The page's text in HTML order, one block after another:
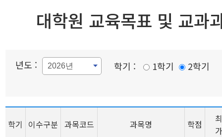
대학원 교육목표 및 교과
년도 : 학기 : 1학기 2학기
학기 이수구분 과목코드 과목명 학점